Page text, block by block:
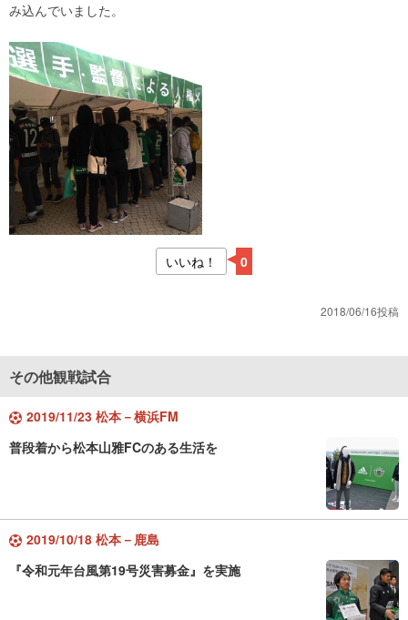
み込んでいました。
いいね！ 0
2018/06/16投稿
その他観戦試合
2019/11/23 松本－横浜FM
普段着から松本山雅FCのある生活を
2019/10/18 松本－鹿島
『令和元年台風第19号災害募金』を実施